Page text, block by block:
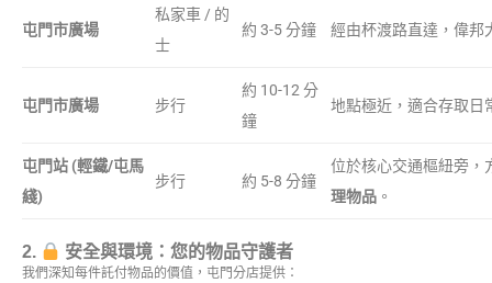
屯門市廣場
私家車 / 的
士
約 3-5 分鐘 經由杯渡路直達，偉邦
屯門市廣場 步行
約 10-12 分
鐘
地點極近，適合存取日
屯門站 (輕鐵/屯馬
綫)
步行 約 5-8 分鐘
位於核心交通樞紐旁，
理物品 。
2. 安全與環境：您的物品守護者
我們深知每件託付物品的價值，屯門分店提供：